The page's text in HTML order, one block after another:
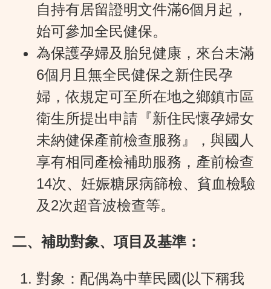
自持有居留證明文件滿6個月起，
始可參加全民健保。
為保護孕婦及胎兒健康，來台未滿
6個月且無全民健保之新住民孕
婦，依規定可至所在地之鄉鎮市區
衛生所提出申請『新住民懷孕婦女
未納健保產前檢查服務』，與國人
享有相同產檢補助服務，產前檢查
14次、妊娠糖尿病篩檢、貧血檢驗
及2次超音波檢查等。
二、補助對象、項目及基準：
對象：配偶為中華民國(以下稱我